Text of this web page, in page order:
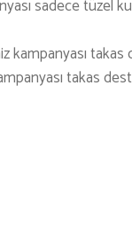
sadece tüzel
takas
takas